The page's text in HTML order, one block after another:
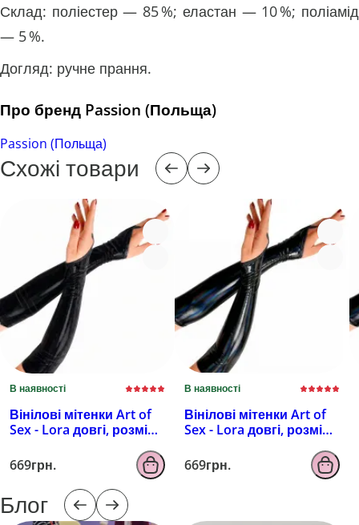
Склад: поліестер — 85 %; еластан — 10 %; поліамід
— 5 %.
Догляд: ручне прання.
Про бренд Passion (Польща)
Passion (Польща)
Схожі товари
В наявності
Вінілові мітенки Art of
Sex - Lora довгі, розмір
ефектом мокрого
оксамиту
669грн.
В наявності
Вінілові мітенки Art of
Sex - Lora довгі, розмір
ефектом голограми
669грн.
Блог